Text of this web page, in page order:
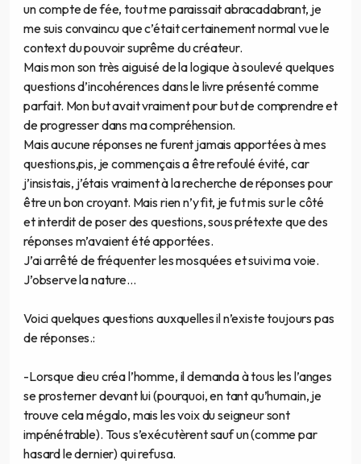
un compte de fée, tout me paraissait abracadabrant, je
me suis convaincu que c’était certainement normal vue le
context du pouvoir suprême du créateur.
Mais mon son très aiguisé de la logique à soulevé quelques
questions d’incohérences dans le livre présenté comme
parfait. Mon but avait vraiment pour but de comprendre et
de progresser dans ma compréhension.
Mais aucune réponses ne furent jamais apportées à mes
questions,pis, je commençais a être refoulé évité, car
j’insistais, j’étais vraiment à la recherche de réponses pour
être un bon croyant. Mais rien n’y fit, je fut mis sur le côté
et interdit de poser des questions, sous prétexte que des
réponses m’avaient été apportées.
J’ai arrêté de fréquenter les mosquées et suivi ma voie.
J’observe la nature…
Voici quelques questions auxquelles il n’existe toujours pas
de réponses.:
-Lorsque dieu créa l’homme, il demanda à tous les l’anges
se prosterner devant lui (pourquoi, en tant qu’humain, je
trouve cela mégalo, mais les voix du seigneur sont
impénétrable). Tous s’exécutèrent sauf un (comme par
hasard le dernier) qui refusa.